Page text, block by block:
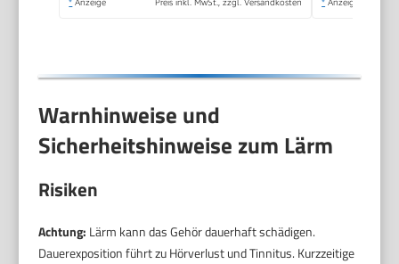
* Anzeige Preis inkl. MwSt., zzgl. Versandkosten * Anzeige
Warnhinweise und
Sicherheitshinweise zum Lärm
Risiken
Achtung: Lärm kann das Gehör dauerhaft schädigen.
Dauerexposition führt zu Hörverlust und Tinnitus. Kurzzeitige